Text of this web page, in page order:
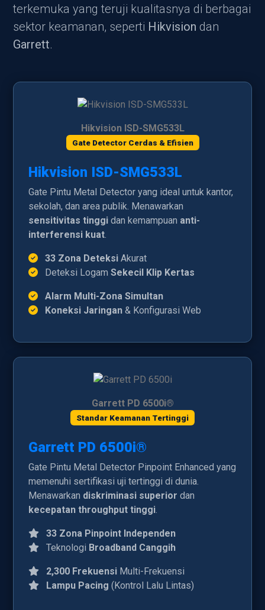
terkemuka yang teruji kualitasnya di berbagai
sektor keamanan, seperti Hikvision dan
Garrett.
Hikvision ISD-SMG533L
Gate Detector Cerdas & Efisien
Hikvision ISD-SMG533L
Gate Pintu Metal Detector yang ideal untuk kantor,
sekolah, dan area publik. Menawarkan
sensitivitas tinggi dan kemampuan anti-
interferensi kuat
33 Zona Deteksi Akurat
Deteksi Logam Sekecil Klip Kertas
Alarm Multi-Zona Simultan
Koneksi Jaringan & Konfigurasi Web
Garrett PD 6500i®
Standar Keamanan Tertinggi
Garrett PD 6500i®
Gate Pintu Metal Detector Pinpoint Enhanced yang
memenuhi sertifikasi uji tertinggi di dunia.
Menawarkan diskriminasi superior dan
kecepatan throughput tinggi
33 Zona Pinpoint Independen
Teknologi Broadband Canggih
2,300 Frekuensi Multi-Frekuensi
Lampu Pacing (Kontrol Lalu Lintas)